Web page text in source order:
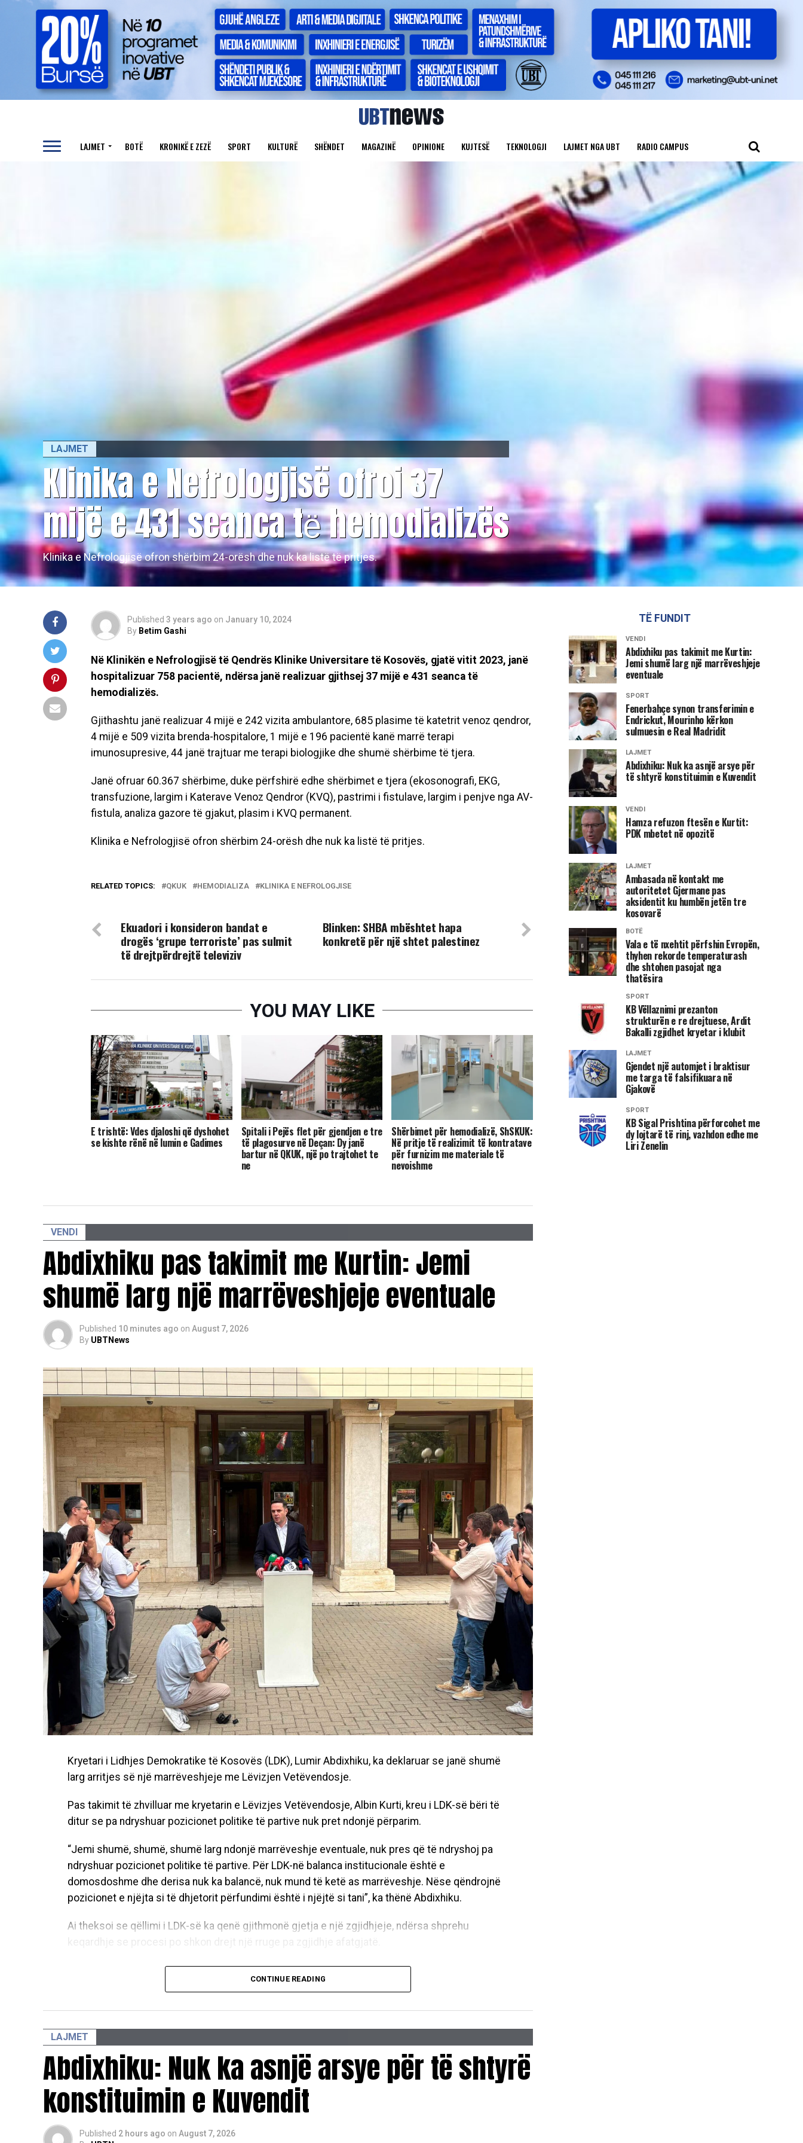
LAJMET BOTË KRONIKË E ZEZË SPORT KULTURË SHËNDET MAGAZINË OPINIONE KUJTESË TEKNOLOGJI LAJMET NGA UBT RADIO CAMPUS
LAJMET
​Klinika e Nefrologjisë ofroi 37
mijë e 431 seanca tё hemodializës
Klinika e Nefrologjisë ofron shërbim 24-orёsh dhe nuk ka listё tё pritjes.
Published 3 years ago on January 10, 2024
By Betim Gashi
Nё Klinikën e Nefrologjisё tё Qendrës Klinike Universitare të Kosovës, gjatë vitit 2023, janё
hospitalizuar 758 pacientё, ndërsa janё realizuar gjithsej 37 mijë e 431 seanca tё
hemodializës.
Gjithashtu janё realizuar 4 mijë e 242 vizita ambulantore, 685 plasime tё katetrit venoz qendror,
4 mijë e 509 vizita brenda-hospitalore, 1 mijë e 196 pacientё kanё marrё terapi
imunosupresive, 44 janё trajtuar me terapi biologjike dhe shumë shërbime të tjera.
Janë ofruar 60.367 shërbime, duke përfshirё edhe shërbimet e tjera (ekosonografi, EKG,
transfuzione, largim i Katerave Venoz Qendror (KVQ), pastrimi i fistulave, largim i penjve nga AV-
fistula, analiza gazore tё gjakut, plasim i KVQ permanent.
Klinika e Nefrologjisë ofron shërbim 24-orёsh dhe nuk ka listё tё pritjes.
RELATED TOPICS: QKUK HEMODIALIZA KLINIKA E NEFROLOGJISE
Blinken: SHBA mbështet hapa
konkretë për një shtet palestinez
Ekuadori i konsideron bandat e
drogës ‘grupe terroriste’ pas sulmit
të drejtpërdrejtë televiziv
YOU MAY LIKE
​E trishtë: Vdes djaloshi që dyshohet
se kishte rënë në lumin e Gadimes
Spitali i Pejës flet për gjendjen e tre
të plagosurve në Deçan: Dy janë
bartur në QKUK, një po trajtohet te
ne
Shërbimet për hemodializë, ShSKUK:
Në pritje të realizimit të kontratave
për furnizim me materiale të
nevojshme
VENDI
Abdixhiku pas takimit me Kurtin: Jemi
shumë larg një marrëveshjeje eventuale
Published 10 minutes ago on August 7, 2026
By UBTNews
Kryetari i Lidhjes Demokratike të Kosovës (LDK), Lumir Abdixhiku, ka deklaruar se janë shumë
larg arritjes së një marrëveshjeje me Lëvizjen Vetëvendosje.
Pas takimit të zhvilluar me kryetarin e Lëvizjes Vetëvendosje, Albin Kurti, kreu i LDK-së bëri të
ditur se pa ndryshuar pozicionet politike të partive nuk pret ndonjë përparim.
“Jemi shumë, shumë, shumë larg ndonjë marrëveshje eventuale, nuk pres që të ndryshoj pa
ndryshuar pozicionet politike të partive. Për LDK-në balanca institucionale është e
domosdoshme dhe derisa nuk ka balancë, nuk mund të ketë as marrëveshje. Nëse qëndrojnë
pozicionet e njëjta si të dhjetorit përfundimi është i njëjtë si tani”, ka thënë Abdixhiku.
Ai theksoi se qëllimi i LDK-së ka qenë gjithmonë gjetja e një zgjidhjeje, ndërsa shprehu
“Qëllimi i LDK ka qenë të gjendet zgjidhja, jo të merremi kush kë po e mund, po e mashtron, po
Lideri i LDK-së bëri me dije se partia e tij ka kërkuar që ta propozojë emrin për postin e
presidentit.
“Është çështja e presidentit. LDK ka kërkuar që presidenti të propozohet nga LDK, natyrisht që
emrat të diskutohen me partnerët dhe në këtë pikë nuk kemi pasur dakordancë. Oferta e
dhjetorit që LDK të merr jo kryetarit e Kuvendit, por zvkryeministrin dhe disa ministri nuk është
mund ta pranojmë si të tillë, nëse e doni LDK-në në qeverisje atëherë LDK duhet të jetë e
CONTINUE READING
LAJMET
Abdixhiku: Nuk ka asnjë arsye për të shtyrë
konstituimin e Kuvendit
Published 2 hours ago on August 7, 2026
TË FUNDIT
VENDI
Abdixhiku pas takimit me Kurtin:
Jemi shumë larg një marrëveshjeje
eventuale
SPORT
Fenerbahçe synon transferimin e
Endrickut, Mourinho kërkon
sulmuesin e Real Madridit
LAJMET
Abdixhiku: Nuk ka asnjë arsye për
të shtyrë konstituimin e Kuvendit
VENDI
Hamza refuzon ftesën e Kurtit:
PDK mbetet në opozitë
LAJMET
Ambasada në kontakt me
autoritetet Gjermane pas
aksidentit ku humbën jetën tre
kosovarë
BOTË
Vala e të nxehtit përfshin Evropën,
thyhen rekorde temperaturash
dhe shtohen pasojat nga
thatësira
SPORT
KB Vëllaznimi prezanton
strukturën e re drejtuese, Ardit
Bakalli zgjidhet kryetar i klubit
LAJMET
Gjendet një automjet i braktisur
me targa të falsifikuara në
Gjakovë
SPORT
KB Sigal Prishtina përforcohet me
dy lojtarë të rinj, vazhdon edhe me
Liri Zenelin